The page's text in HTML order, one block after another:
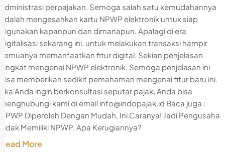
administrasi perpajakan. Semoga salah satu kemudahannya
adalah mengesahkan kartu NPWP elektronik untuk siap
digunakan kapanpun dan dimanapun. Apalagi di era
digitalisasi sekarang ini, untuk melakukan transaksi hampir
semuanya memanfaatkan fitur digital. Sekian penjelasan
singkat mengenai NPWP elektronik. Semoga penjelasan ini
bisa memberikan sedikit pemahaman mengenai fitur baru ini.
Jika Anda ingin berkonsultasi seputar pajak, Anda bisa
menghubungi kami di email info@indopajak.id Baca juga :
NPWP Diperoleh Dengan Mudah, Ini Caranya! Jadi Pengusaha
Tidak Memiliki NPWP, Apa Kerugiannya?
Read More